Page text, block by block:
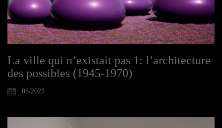
La ville qui n’existait pas 1: l’architecture
des possibles (1945-1970)
06/2023